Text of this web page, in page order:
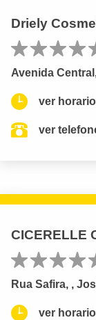
Driely
Avenida
ver
ver
CICERELLE
Rua Safira, ,
ver